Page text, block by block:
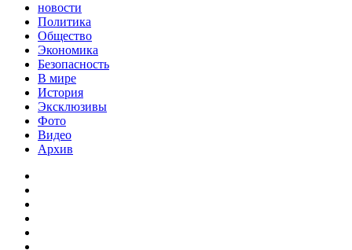
новости
Политика
Общество
Экономика
Безопасность
В мире
История
Эксклюзивы
Фото
Видео
Архив